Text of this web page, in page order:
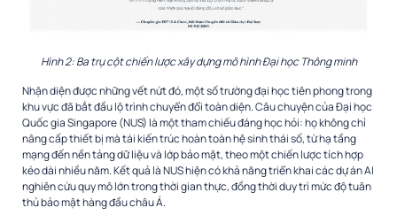
Hình 2: Ba trụ cột chiến lược xây dựng mô hình Đại học Thông minh
Nhận diện được những vết nứt đó, một số trường đại học tiên phong trong
khu vực đã bắt đầu lộ trình chuyển đổi toàn diện. Câu chuyện của Đại học
Quốc gia Singapore (NUS) là một tham chiếu đáng học hỏi: họ không chỉ
nâng cấp thiết bị mà tái kiến trúc hoàn toàn hệ sinh thái số, từ hạ tầng
mạng đến nền tảng dữ liệu và lớp bảo mật, theo một chiến lược tích hợp
kéo dài nhiều năm. Kết quả là NUS hiện có khả năng triển khai các dự án AI
nghiên cứu quy mô lớn trong thời gian thực, đồng thời duy trì mức độ tuân
thủ bảo mật hàng đầu châu Á.